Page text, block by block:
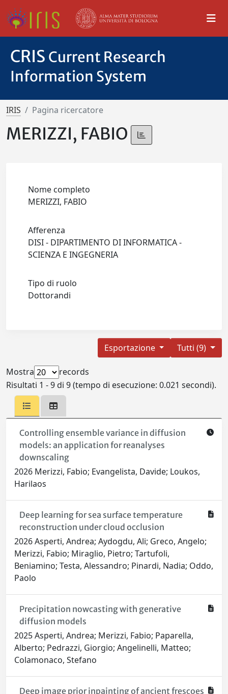
CRIS Current Research
Information System
IRIS Pagina ricercatore
MERIZZI, FABIO
Nome completo
MERIZZI, FABIO
Afferenza
DISI - DIPARTIMENTO DI INFORMATICA -
SCIENZA E INGEGNERIA
Tipo di ruolo
Dottorandi
Tutti (9)
Esportazione
Mostra
records
Risultati 1 - 9 di 9 (tempo di esecuzione: 0.021 secondi).
Controlling ensemble variance in diffusion
models: an application for reanalyses
downscaling
2026 Merizzi, Fabio; Evangelista, Davide; Loukos,
Harilaos
Deep learning for sea surface temperature
reconstruction under cloud occlusion
2026 Asperti, Andrea; Aydogdu, Ali; Greco, Angelo;
Merizzi, Fabio; Miraglio, Pietro; Tartufoli,
Beniamino; Testa, Alessandro; Pinardi, Nadia; Oddo,
Paolo
Precipitation nowcasting with generative
diffusion models
2025 Asperti, Andrea; Merizzi, Fabio; Paparella,
Alberto; Pedrazzi, Giorgio; Angelinelli, Matteo;
Colamonaco, Stefano
Deep image prior inpainting of ancient frescoes